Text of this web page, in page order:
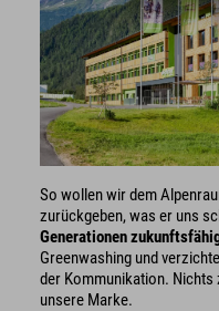
So wollen wir dem
zurückgeben, was er uns
Generationen
Greenwashing und
der Kommunikation. Nichts
unsere Marke.